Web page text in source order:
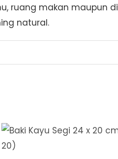
ruang makan maupun di
natural.